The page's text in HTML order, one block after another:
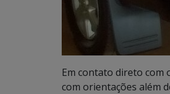
Em contato direto com
com orientações além